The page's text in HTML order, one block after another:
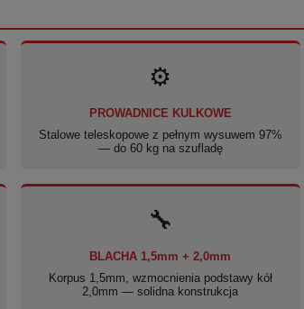
⚙️
PROWADNICE KULKOWE
Stalowe teleskopowe z pełnym wysuwem 97%
— do 60 kg na szufladę
🔧
BLACHA 1,5mm + 2,0mm
Korpus 1,5mm, wzmocnienia podstawy kół
2,0mm — solidna konstrukcja